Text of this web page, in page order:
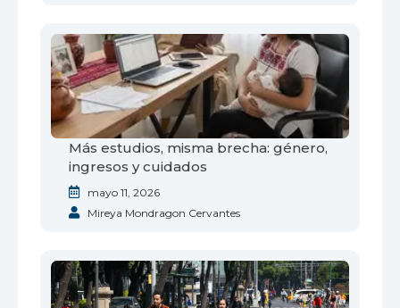
Más estudios, misma brecha: género,
ingresos y cuidados
mayo 11, 2026
Mireya Mondragon Cervantes